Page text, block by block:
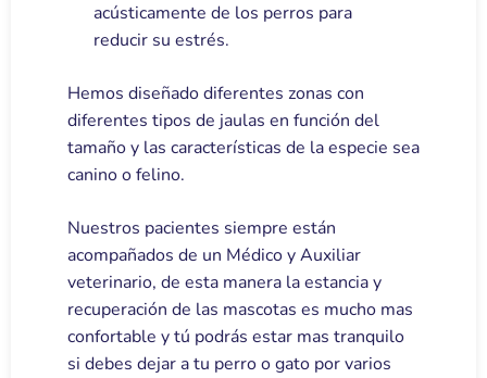
acústicamente de los perros para
reducir su estrés.
Hemos diseñado diferentes zonas con
diferentes tipos de jaulas en función del
tamaño y las características de la especie sea
canino o felino.
Nuestros pacientes siempre están
acompañados de un Médico y Auxiliar
veterinario, de esta manera la estancia y
recuperación de las mascotas es mucho mas
confortable y tú podrás estar mas tranquilo
si debes dejar a tu perro o gato por varios